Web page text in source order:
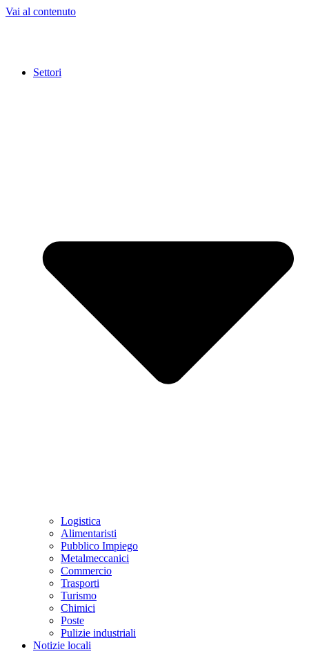
Vai al contenuto
Settori
Logistica
Alimentaristi
Pubblico Impiego
Metalmeccanici
Commercio
Trasporti
Turismo
Chimici
Poste
Pulizie industriali
Notizie locali